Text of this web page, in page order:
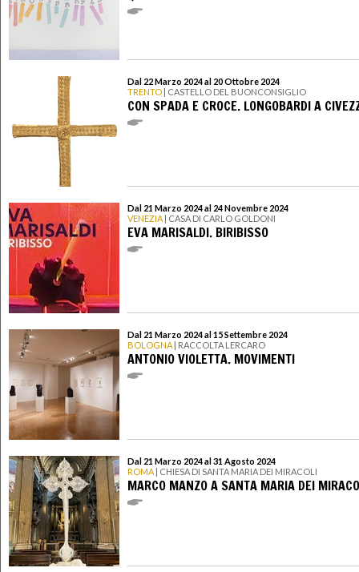
Dal 22 Marzo 2024 al 20 Ottobre 2024
TRENTO | CASTELLO DEL BUONCONSIGLIO
CON SPADA E CROCE. LONGOBARDI A
Dal 21 Marzo 2024 al 24 Novembre 2024
VENEZIA | CASA DI CARLO GOLDONI
EVA MARISALDI. BIRIBISSO
Dal 21 Marzo 2024 al 15 Settembre 2024
BOLOGNA | RACCOLTA LERCARO
ANTONIO VIOLETTA. MOVIMENTI
Dal 21 Marzo 2024 al 31 Agosto 2024
ROMA | CHIESA DI SANTA MARIA DEI MIRACOLI
MARCO MANZO A SANTA MARIA DEI